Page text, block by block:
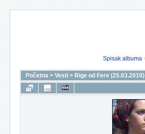
Spisak albuma
Početna > Vesti > Rige od Fere (25.03.2010)